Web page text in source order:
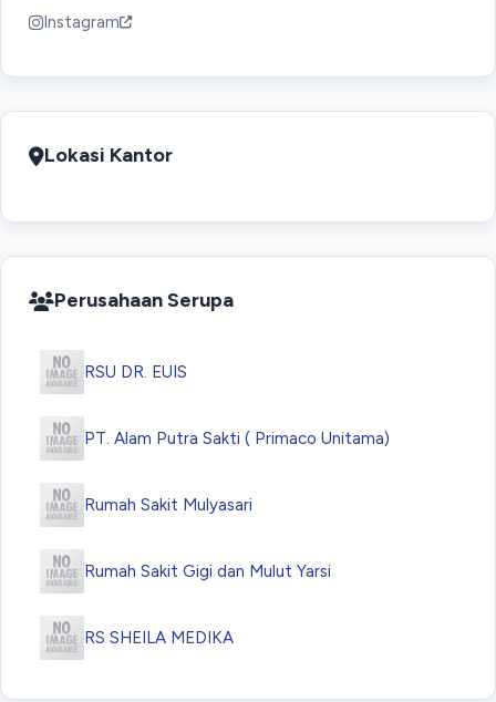
Instagram
Lokasi Kantor
Perusahaan Serupa
RSU DR. EUIS
PT. Alam Putra Sakti ( Primaco Unitama)
Rumah Sakit Mulyasari
Rumah Sakit Gigi dan Mulut Yarsi
RS SHEILA MEDIKA